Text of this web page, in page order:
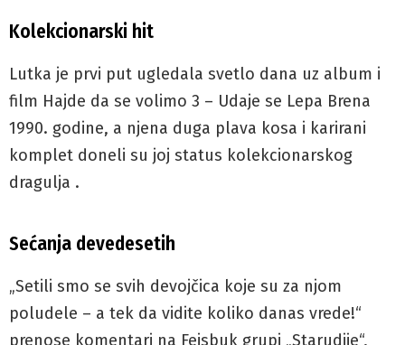
Kolekcionarski hit
Lutka je prvi put ugledala svetlo dana uz album i
film Hajde da se volimo 3 – Udaje se Lepa Brena
1990. godine, a njena duga plava kosa i karirani
komplet doneli su joj status kolekcionarskog
dragulja .
Sećanja devedesetih
„Setili smo se svih devojčica koje su za njom
poludele – a tek da vidite koliko danas vrede!“
prenose komentari na Fejsbuk grupi „Starudije“,